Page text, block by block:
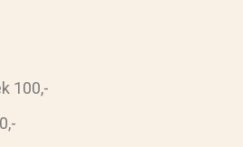
100,-